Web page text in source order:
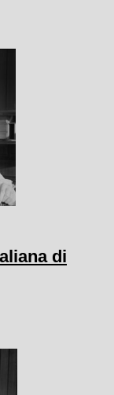
di